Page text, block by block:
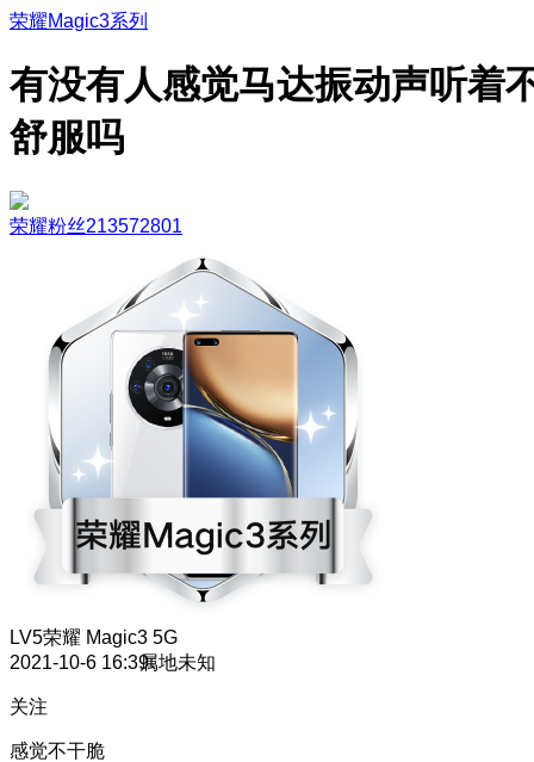
荣耀Magic3系列
有没有人感觉马达振动声听着
舒服吗
荣耀粉丝213572801
LV5荣耀 Magic3 5G
2021-10-6 16:39属地未知
关注
感觉不干脆